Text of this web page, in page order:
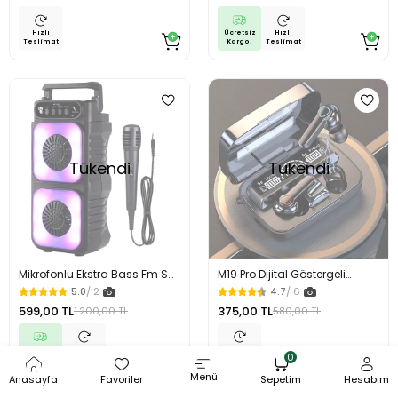
Anasayfa Favoriler Menü
0
Sepetim
Hesabım
Hızlı
Teslimat
Ücretsiz
Kargo!
Hızlı
Teslimat
Tükendi
Mikrofonlu Ekstra Bass Fm Sd
Bluetooth Hoparlör
5.0/ 2
599,00 TL1.200,00 TL
Ücretsiz
Kargo!
Tükendi
M19 Pro Dijital Göstergeli
Bluetooth Kulaklık
4.7/ 6
375,00 TL580,00 TL